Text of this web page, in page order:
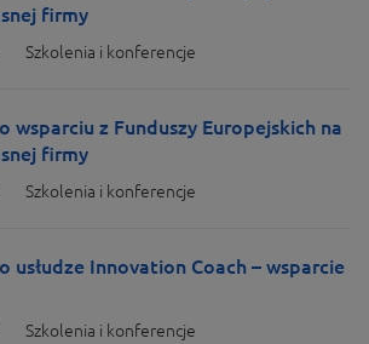
firmy
Szkolenia i konferencje
wsparciu z Funduszy Europejskich na
firmy
Szkolenia i konferencje
usłudze Innovation Coach – wsparcie
Szkolenia i konferencje